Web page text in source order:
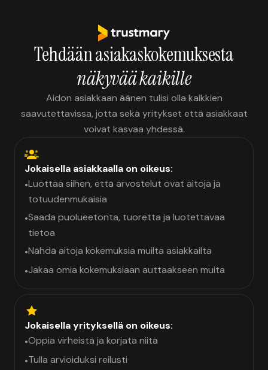
Tehdään asiakaskokemuksesta
näkyvää kaikille
Aidon asiakkaan äänen tulisi olla kaikkien
saavutettavissa, jotta sekä yritykset että asiakkaat
voivat kasvaa yhdessä.
Jokaisella asiakkaalla on oikeus:
•Luottaa siihen, että arvostelut ovat aitoja ja
totuudenmukaisia
•Saada puolueetonta, tuoretta ja luotettavaa
tietoa
•Nähdä aitoja kokemuksia muilta asiakkailta
•Jakaa omia kokemuksiaan auttaakseen muita
Jokaisella yrityksellä on oikeus:
•Oppia virheistä ja korjata niitä
•Tulla arvioiduksi reilusti